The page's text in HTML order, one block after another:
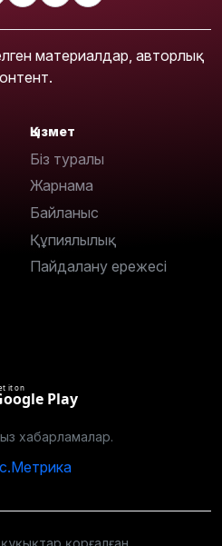
материалдар, авторлық
Қызмет
Біз туралы
Жарнама
Байланыс
Құпиялылық
Пайдалану ережесі
it on
Play
хабарламалар.
қорғалған.